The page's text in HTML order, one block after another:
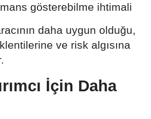
gösterebilme ihtimali
daha uygun olduğu,
ve risk algısına
İçin Daha